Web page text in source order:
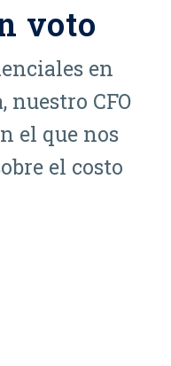
voto
en
nuestro CFO
el que nos
el costo